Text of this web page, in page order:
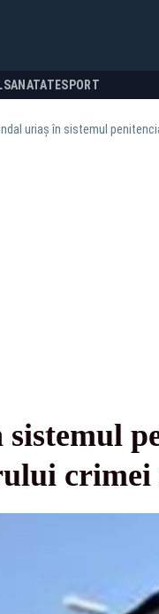
SANATATESPORT
uriaș în sistemul
sistemul